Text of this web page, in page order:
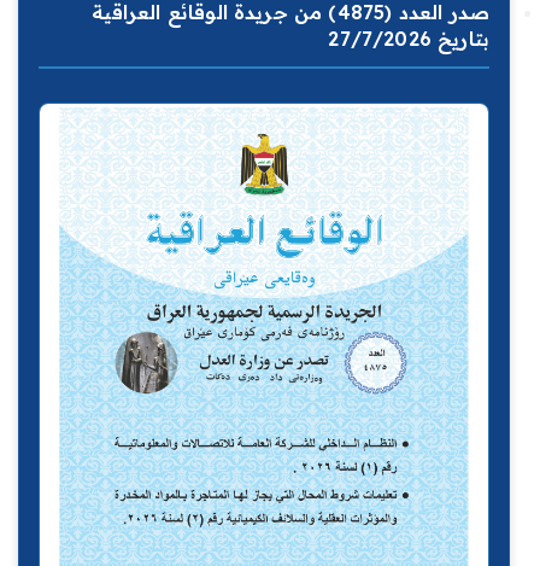
صدر العدد (4875) من جريدة الوقائع العراقية
بتاريخ 27/7/2026